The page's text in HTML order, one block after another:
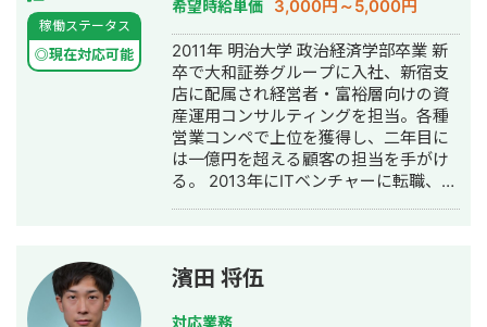
プロジェクトに関わる。経験プロジェ
クトは以下の通り ・アパレル：ECサイ
トの解析とWeb広告の運用 ・広告代理
店：問い合わせ増加目的によるブログ
記事の拡充 ・司法書士事務所：成約確
度を上げるためのマーケティングファ
ネルの強化 ・テーマパーク：新アトラ
クション、イベントの認知施策 ・日用
品メーカー：サイト流入強化と企業ブ
ランディング施策 ・製薬会社A：競合
Web広告の運用 その後フリーランスと
して活動。経験プロジェクトは以下の
通り 化粧品：DXにおけるコミュニケー
稼働ステータス
◎現在対応可能
作・構築・運用代行・営業代行
希望時給単価 3,000円～5,000円
2011年 明治大学 政治経済学部卒業 新
卒で大和証券グループに入社、新宿支
店に配属され経営者・富裕層向けの資
産運用コンサルティングを担当。各種
営業コンペで上位を獲得し、二年目に
は一億円を超える顧客の担当を手がけ
る。 2013年にITベンチャーに転職、社
ベンチャーまでゼロから開拓。クライ
アントのCPAを従来の半分以下に抑え
る施策を編み出し、立ち上げ数ヶ月で
濱田 将伍
対応業務